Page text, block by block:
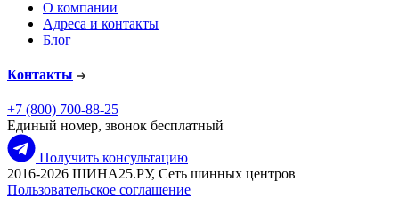
О компании
Адреса и контакты
Блог
Контакты
+7 (800) 700-88-25
Единый номер, звонок бесплатный
Получить консультацию
2016-2026 ШИНА25.РУ, Сеть шинных центров
Пользовательское соглашение